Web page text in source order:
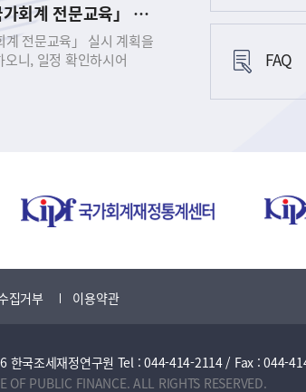
｣이란? ○ 공무원과 공공기관
회계에 대한 기초지식을
생주의･복식부기
이해와 실무능력 향상을
○ 국가회계의 활용 과정 2.
및 과정 국가회계이론
) 재무결산 담당 공무원
기본적이고 필수적인
계업무 담당자의
2025년도 「국가회계 전문교육」 실시 안내
계 전문교육」 실시 계획을
니, 일정 확인하시어
국가회계법 제27조
의 교육) ▪ 국가회계법시행령
원 등에 대한 교육 실시) □
유･물품･사업) ○
및 과정 국가회계이론
(공공기관) 회계 담당 공무원/
관) 재무결산 담당 공무원
FAQ
집거부 이용약관
한국조세재정연구원 Tel : 044-414-2114 / Fax : 044-
PUBLIC FINANCE. ALL RIGHTS RESERVED.